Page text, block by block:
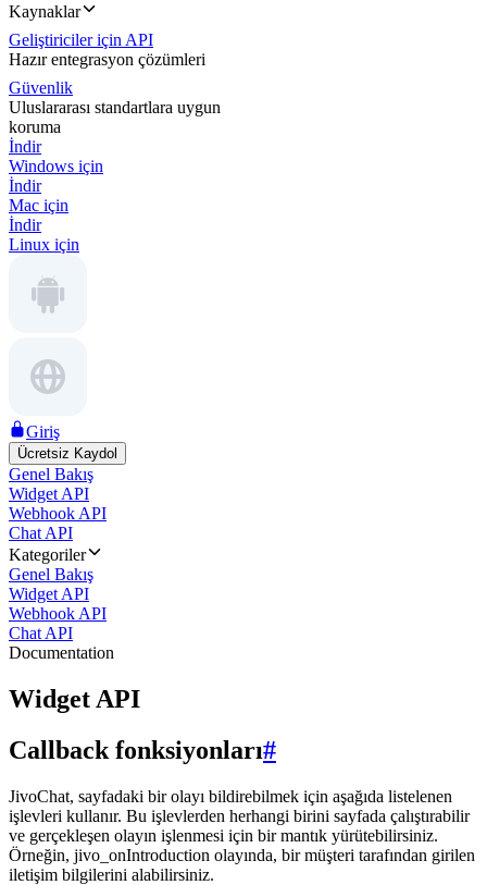
Kaynaklar
Geliştiriciler için API
Hazır entegrasyon çözümleri
Güvenlik
Uluslararası standartlara uygun
koruma
İndir
Windows için
İndir
Mac için
İndir
Linux için
Giriş
Ücretsiz Kaydol
Genel Bakış
Widget API
Webhook API
Chat API
Kategoriler
Genel Bakış
Widget API
Webhook API
Chat API
Documentation
Widget API
Callback fonksiyonları#
JivoChat, sayfadaki bir olayı bildirebilmek için aşağıda listelenen
işlevleri kullanır. Bu işlevlerden herhangi birini sayfada çalıştırabilir
ve gerçekleşen olayın işlenmesi için bir mantık yürütebilirsiniz.
Örneğin, jivo_onIntroduction olayında, bir müşteri tarafından girilen
iletişim bilgilerini alabilirsiniz.